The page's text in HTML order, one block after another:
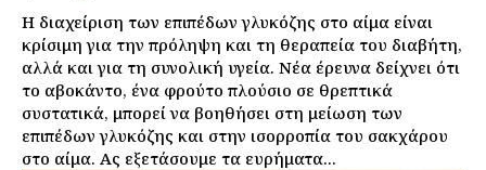
Η διαχείριση των επιπέδων γλυκόζης στο αίμα είναι
κρίσιμη για την πρόληψη και τη θεραπεία του διαβήτη,
αλλά και για τη συνολική υγεία. Νέα έρευνα δείχνει ότι
το αβοκάντο, ένα φρούτο πλούσιο σε θρεπτικά
συστατικά, μπορεί να βοηθήσει στη μείωση των
επιπέδων γλυκόζης και στην ισορροπία του σακχάρου
στο αίμα. Ας εξετάσουμε τα ευρήματα...